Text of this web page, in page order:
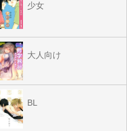
少女
大人向け
BL